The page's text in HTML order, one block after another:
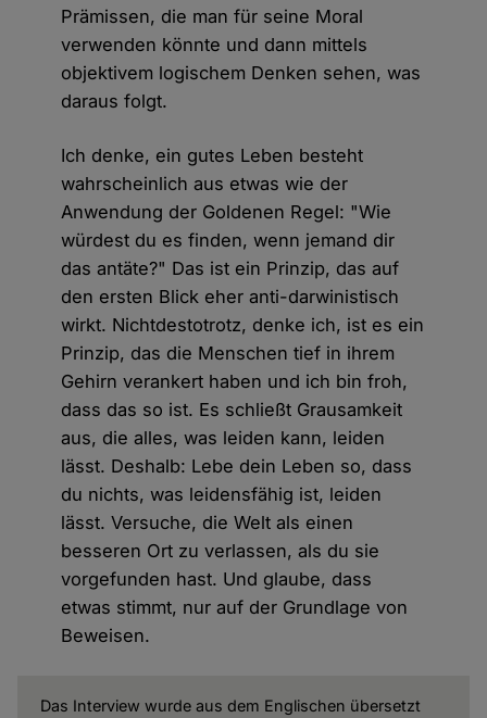
Prämissen, die man für seine Moral
verwenden könnte und dann mittels
objektivem logischem Denken sehen, was
daraus folgt.
Ich denke, ein gutes Leben besteht
wahrscheinlich aus etwas wie der
Anwendung der Goldenen Regel: "Wie
würdest du es finden, wenn jemand dir
das antäte?" Das ist ein Prinzip, das auf
den ersten Blick eher anti-darwinistisch
wirkt. Nichtdestotrotz, denke ich, ist es ein
Prinzip, das die Menschen tief in ihrem
Gehirn verankert haben und ich bin froh,
dass das so ist. Es schließt Grausamkeit
aus, die alles, was leiden kann, leiden
lässt. Deshalb: Lebe dein Leben so, dass
du nichts, was leidensfähig ist, leiden
lässt. Versuche, die Welt als einen
besseren Ort zu verlassen, als du sie
vorgefunden hast. Und glaube, dass
etwas stimmt, nur auf der Grundlage von
Beweisen.
Das Interview wurde aus dem Englischen übersetzt